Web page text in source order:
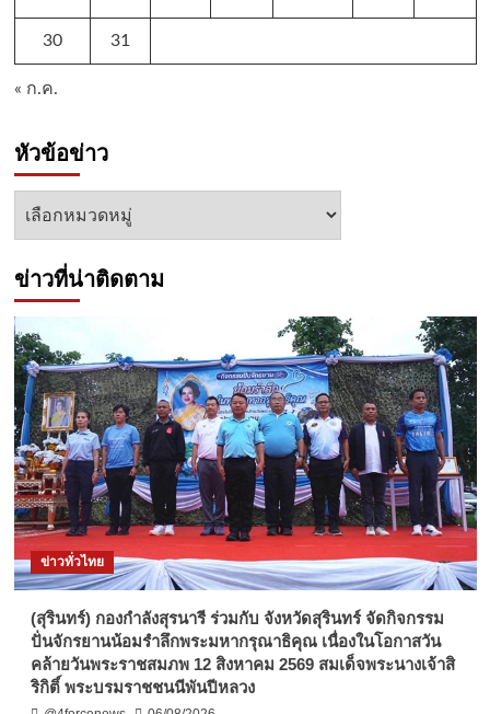
30 31
« ก.ค.
หัวข้อข่าว
หัวข้อ
ข่าวที่น่าติดตาม
ข่าวทั่วไทย
(สุรินทร์) กองกำลังสุรนารี ร่วมกับ จังหวัดสุรินทร์ จัดกิจกรรม
ปั่นจักรยานน้อมรำลึกพระมหากรุณาธิคุณ เนื่องในโอกาสวัน
คล้ายวันพระราชสมภพ 12 สิงหาคม 2569 สมเด็จพระนางเจ้าสิ
ริกิติ์ พระบรมราชชนนีพันปีหลวง